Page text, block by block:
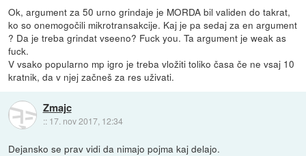
Ok, argument za 50 urno grindaje je MORDA bil validen do takrat,
ko so onemogočili mikrotransakcije. Kaj je pa sedaj za en argument
? Da je treba grindat vseeno? Fuck you. Ta argument je weak as
fuck.
V vsako popularno mp igro je treba vložiti toliko časa če ne vsaj 10
kratnik, da v njej začneš za res uživati.
Zmajc
:: 17. nov 2017, 12:34
Dejansko se prav vidi da nimajo pojma kaj delajo.